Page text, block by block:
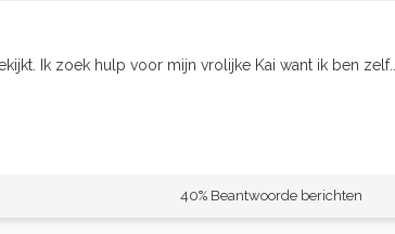
Ik zoek hulp voor mijn vrolijke Kai want ik ben zelf...
40% Beantwoorde berichten